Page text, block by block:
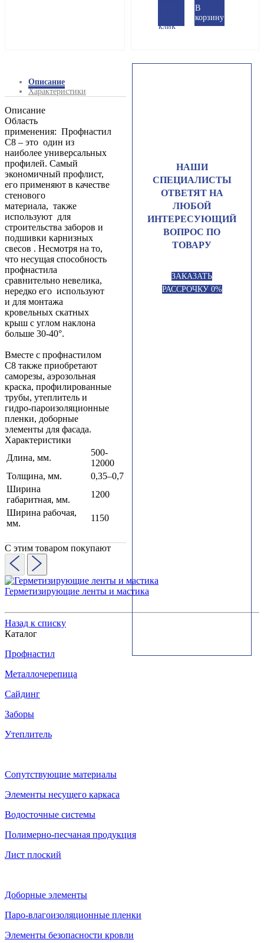
клик
В
корзину
Описание
Характеристики
Описание
Область
применения: Профнастил
С8 – это один из
наиболее универсальных
профилей. Самый
экономичный профлист,
его применяют в качестве
стенового
материала, также
используют для
строительства заборов и
подшивки карнизных
свесов . Несмотря на то,
что несущая способность
профнастила
сравнительно невелика,
нередко его используют
и для монтажа
кровельных скатных
крыш с углом наклона
больше 30-40°.
Вместе с профнастилом
С8 также приобретают
саморезы, аэрозольная
краска, профилированные
трубы, утеплитель и
гидро-пароизоляционные
пленки, доборные
элементы для фасада.
Характеристики
Длина, мм.
500-
12000
Толщина, мм.
0,35–0,7
Ширина
габаритная, мм.
1200
Ширина рабочая,
мм.
1150
НАШИ
СПЕЦИАЛИСТЫ
ОТВЕТЯТ НА
ЛЮБОЙ
ИНТЕРЕСУЮЩИЙ
ВОПРОС ПО
ТОВАРУ
ЗАКАЗАТЬ
РАССРОЧКУ 0%
С этим товаром покупают
Герметизирующие ленты и мастика
Назад к списку
Каталог
Профнастил
Металлочерепица
Сайдинг
Заборы
Утеплитель
Сопутствующие материалы
Элементы несущего каркаса
Водосточные системы
Полимерно-песчаная продукция
Лист плоский
Доборные элементы
Паро-влагоизоляционные пленки
Элементы безопасности кровли